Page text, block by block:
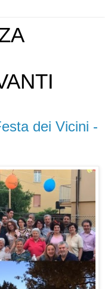
dei Vicini -